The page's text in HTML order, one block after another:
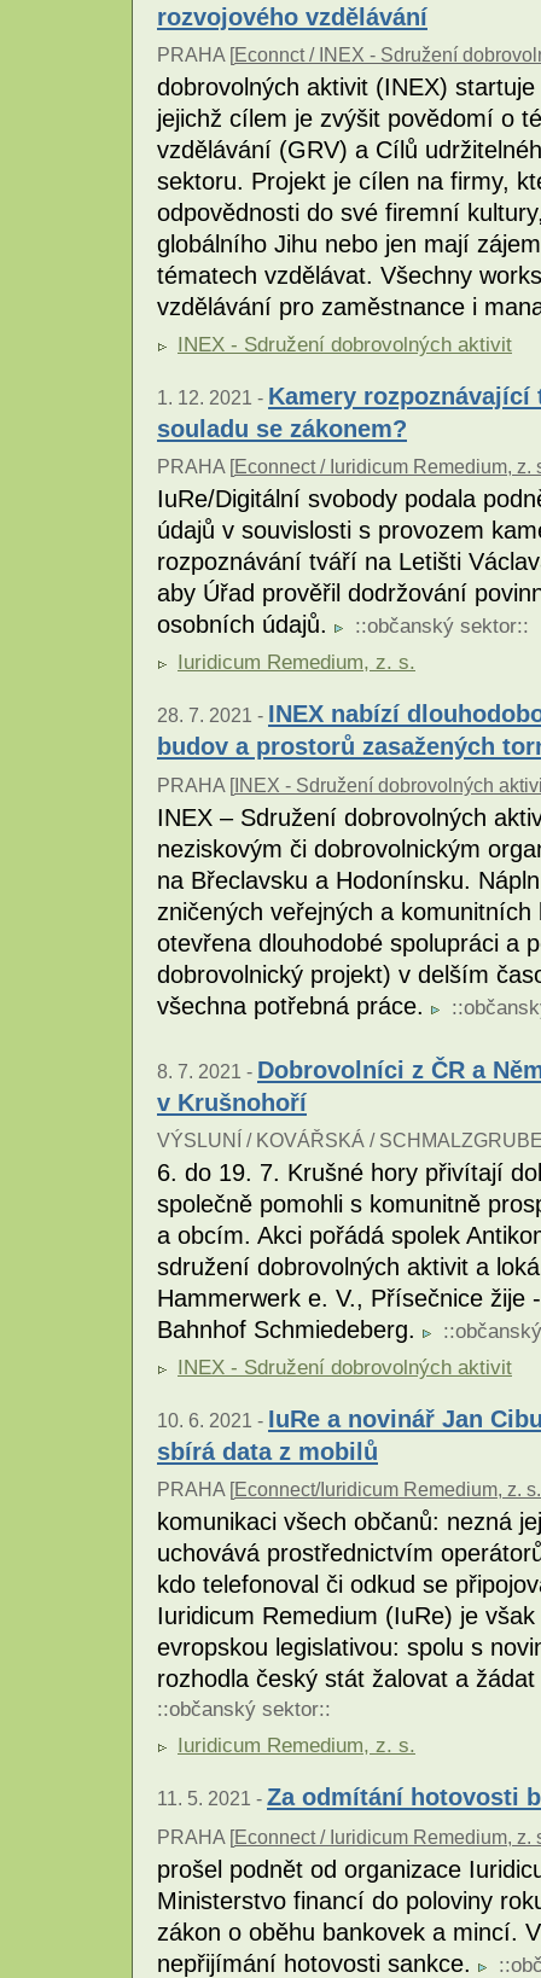
rozvojového vzdělávání
PRAHA [Econnct / INEX - Sdružení
dobrovolných aktivit (INEX)
jejichž cílem je zvýšit povědomí o
vzdělávání (GRV) a Cílů
sektoru. Projekt je cílen na firmy,
odpovědnosti do své firemní
globálního Jihu nebo jen mají
tématech vzdělávat. Všechny
vzdělávání pro zaměstnance i
INEX - Sdružení dobrovolných aktivit
1. 12. 2021 - Kamery
souladu se zákonem?
PRAHA [ Econnect / Iuridicum Remedium, z.
IuRe/Digitální svobody podala
údajů v souvislosti s provozem
rozpoznávání tváří na Letišti
aby Úřad prověřil dodržování
osobních údajů.
::občanský sektor::
Iuridicum Remedium, z. s.
28. 7. 2021 - INEX nabízí
budov a prostorů zasažených
PRAHA [INEX - Sdružení dobrovolných
INEX – Sdružení dobrovolných
neziskovým či dobrovolnickým
na Břeclavsku a Hodonínsku.
zničených veřejných a
otevřena dlouhodobé spolupráci a
dobrovolnický projekt) v delším
všechna potřebná práce.
::
8. 7. 2021 - Dobrovolníci z ČR a
v Krušnohoří
VÝSLUNÍ / KOVÁŘSKÁ /
6. do 19. 7. Krušné hory přivítají
společně pomohli s komunitně
a obcím. Akci pořádá spolek
sdružení dobrovolných aktivit a
Hammerwerk e. V., Přísečnice
Bahnhof Schmiedeberg.
::
INEX - Sdružení dobrovolných aktivit
10. 6. 2021 - IuRe a novinář Jan
sbírá data z mobilů
PRAHA [Econnect/Iuridicum Remedium, z. s.
komunikaci všech občanů: nezná
uchovává prostřednictvím
kdo telefonoval či odkud se
Iuridicum Remedium (IuRe) je
evropskou legislativou: spolu s
rozhodla český stát žalovat a
::občanský sektor::
Iuridicum Remedium, z. s.
11. 5. 2021 - Za odmítání hotovosti
PRAHA [Econnect / Iuridicum Remedium, z.
prošel podnět od organizace
Ministerstvo financí do poloviny
zákon o oběhu bankovek a mincí.
nepřijímání hotovosti sankce.
::